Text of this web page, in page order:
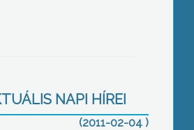
NAPI HÍREI
(2011-02-04 )
rendeltek el